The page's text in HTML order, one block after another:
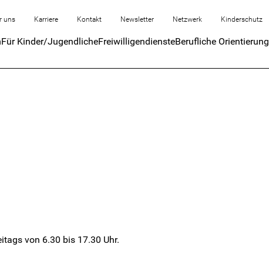
Für Kinder/JugendlicheFreiwilligendiensteBerufliche Orientierung
uns Karriere Kontakt Newsletter Netzwerk Kinderschutz
von 6.30 bis 17.30 Uhr.